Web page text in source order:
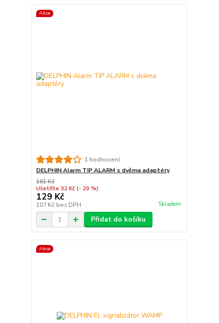
Akce
1 hodnocení
DELPHIN Alarm TIP ALARM s dvěma adaptéry
161 Kč
Ušetříte 32 Kč (- 20 %)
129 Kč
107 Kč bez DPH Skladem
Přidat do košíku
Akce